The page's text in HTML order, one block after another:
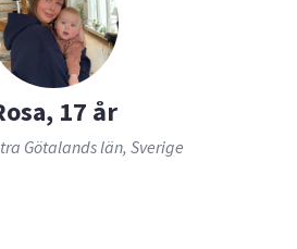
17 år
Götalands län, Sverige